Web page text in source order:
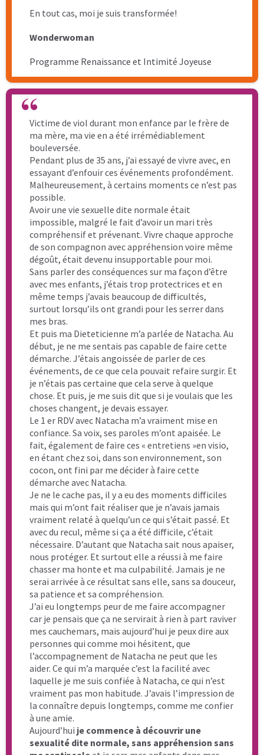
à une amie.
sexualité dite normale, sans appréhension sans
bras sans retenue et ça, c’est fabuleux. Je ne dis pas
que tout est oublié car ça ne le sera jamais mais je
vais mieux, je vais bien même comme je ne me suis
jamais sentie !!!
J’ai juste envie de conclure par : Merci, merci
mille fois Natacha !
Solenn
Programme Renaissance
Prends RDVpour réserver
ta place
Pour toute question, écris moi sur : natacha (at)
toujoursunefemme (point) fr ou
Pour prendre RDV directement:mes disponibilités(également
ci-dessous)